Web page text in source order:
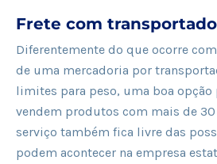
Frete com
Diferentemente do que ocorre
de uma mercadoria por
limites para peso, uma boa opção
vendem produtos com mais de 30
serviço também fica livre das
podem acontecer na empresa